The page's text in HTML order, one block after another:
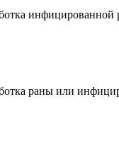
инфицированной
раны или